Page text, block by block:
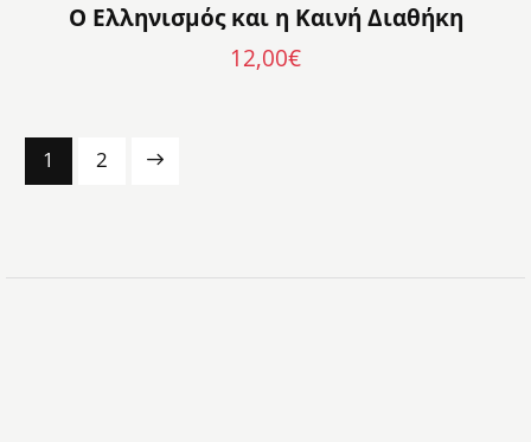
Ο Ελληνισμός και η Καινή Διαθήκη
12,00€
1 2
→